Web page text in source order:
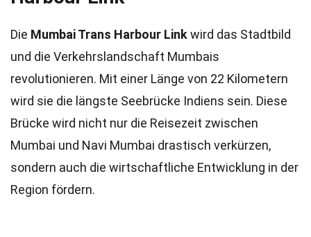
Die Mumbai Trans Harbour Linkwird das Stadtbild
und die Verkehrslandschaft Mumbais
revolutionieren. Mit einer Länge von 22 Kilometern
wird sie die längste Seebrücke Indiens sein. Diese
Brücke wird nicht nur die Reisezeit zwischen
Mumbai und Navi Mumbai drastisch verkürzen,
sondern auch die wirtschaftliche Entwicklung in der
Region fördern.